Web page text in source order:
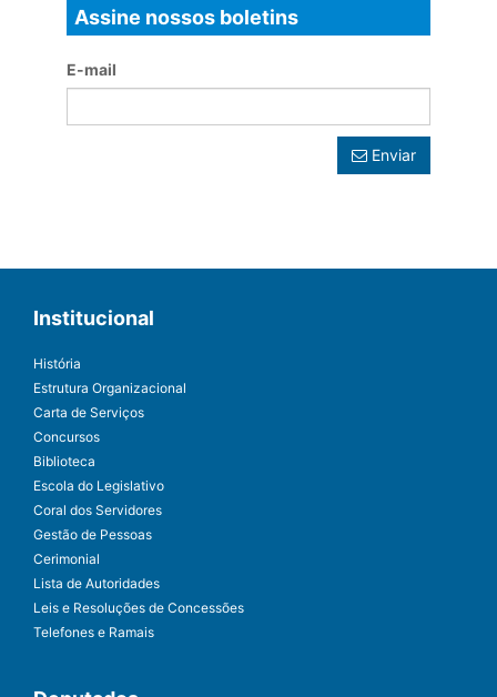
Assine nossos boletins
E-mail
Enviar
Institucional
História
Estrutura Organizacional
Carta de Serviços
Concursos
Biblioteca
Escola do Legislativo
Coral dos Servidores
Gestão de Pessoas
Cerimonial
Lista de Autoridades
Leis e Resoluções de Concessões
Telefones e Ramais